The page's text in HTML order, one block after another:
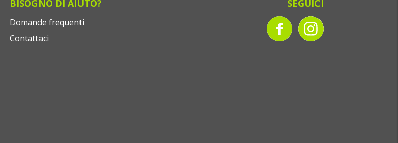
BISOGNO DI AIUTO?
Domande frequenti
Contattaci
SEGUICI